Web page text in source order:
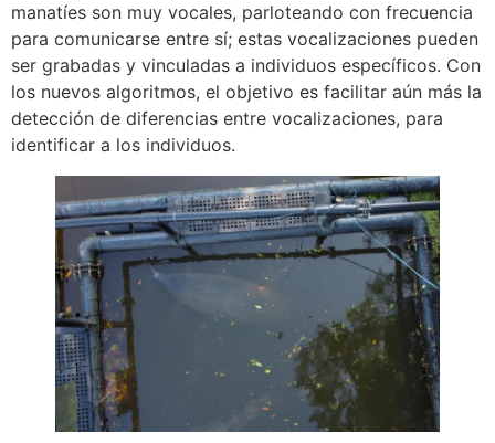
manatíes son muy vocales, parloteando con frecuencia
para comunicarse entre sí; estas vocalizaciones pueden
ser grabadas y vinculadas a individuos específicos. Con
los nuevos algoritmos, el objetivo es facilitar aún más la
detección de diferencias entre vocalizaciones, para
identificar a los individuos.